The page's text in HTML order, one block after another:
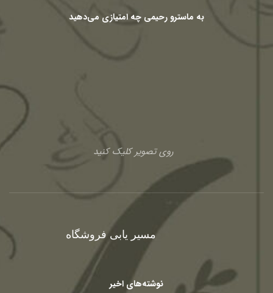
به ماسترو رحیمی چه امتیازی می‌دهید
روی تصویر کلیک کنید
مسیر یابی فروشگاه
نوشته‌های اخیر